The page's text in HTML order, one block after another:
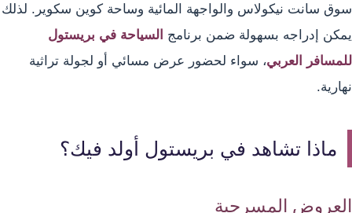
سوق سانت نيكولاس والواجهة المائية وساحة كوين سكوير. لذلك
يمكن إدراجه بسهولة ضمن برنامج السياحة في بريستول
للمسافر العربي، سواء لحضور عرض مسائي أو لجولة تراثية
نهارية.
ماذا تشاهد في بريستول أولد فيك؟
العروض المسرحية